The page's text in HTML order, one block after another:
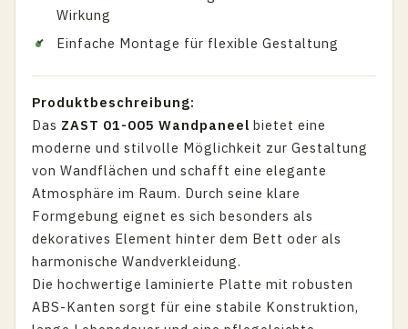
Wirkung
Einfache Montage für flexible Gestaltung
Produktbeschreibung:
Das ZAST 01-005 Wandpaneel bietet eine
moderne und stilvolle Möglichkeit zur Gestaltung
von Wandflächen und schafft eine elegante
Atmosphäre im Raum. Durch seine klare
Formgebung eignet es sich besonders als
dekoratives Element hinter dem Bett oder als
harmonische Wandverkleidung.
Die hochwertige laminierte Platte mit robusten
ABS-Kanten sorgt für eine stabile Konstruktion,